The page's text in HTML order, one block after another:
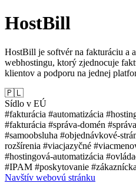
HostBill
HostBill je softvér na fakturáciu a
webhostingu, ktorý zjednocuje
klientov a podporu na jednej
🇵🇱
Sídlo v EÚ
#fakturácia #automatizácia
#fakturácia #správa-domén
#samoobsluha #objednávkové-
rozšírenia #viacjazyčné
#hostingová-automatizácia
#IPAM #poskytovanie
Navštív webovú stránku